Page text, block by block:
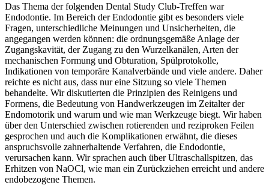
Das Thema der folgenden Dental Study Club-Treffen war
Endodontie. Im Bereich der Endodontie gibt es besonders viele
Fragen, unterschiedliche Meinungen und Unsicherheiten, die
angegangen werden können: die ordnungsgemäße Anlage der
Zugangskavität, der Zugang zu den Wurzelkanälen, Arten der
mechanischen Formung und Obturation, Spülprotokolle,
Indikationen von temporäre Kanalverbände und viele andere. Daher
reichte es nicht aus, dass nur eine Sitzung so viele Themen
behandelte. Wir diskutierten die Prinzipien des Reinigens und
Formens, die Bedeutung von Handwerkzeugen im Zeitalter der
Endomotorik und warum und wie man Werkzeuge biegt. Wir haben
über den Unterschied zwischen rotierenden und reziproken Feilen
gesprochen und auch die Komplikationen erwähnt, die dieses
anspruchsvolle zahnerhaltende Verfahren, die Endodontie,
verursachen kann. Wir sprachen auch über Ultraschallspitzen, das
Erhitzen von NaOCl, wie man ein Zurückziehen erreicht und andere
endobezogene Themen.